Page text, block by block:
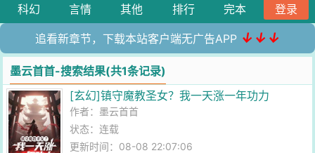
科幻
言情 其他 排行 完本 登录
追看新章节，下载本站客户端无广告APP ↓↓↓
墨云首首-搜索结果(共1条记录)
[玄幻]镇守魔教圣女？我一天涨一年功力
作者： 墨云首首
状态：连载
更新时间：08-08 22:07:06